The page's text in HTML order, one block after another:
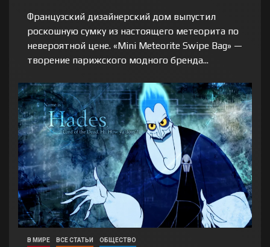
Французский дизайнерский дом выпустил
роскошную сумку из настоящего метеорита по
невероятной цене. «Mini Meteorite Swipe Bag» —
творение парижского модного бренда...
В МИРЕ ВСЕ СТАТЬИ ОБЩЕСТВО